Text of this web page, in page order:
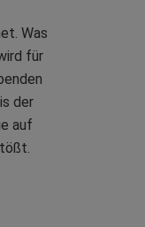
Was
für
der
auf